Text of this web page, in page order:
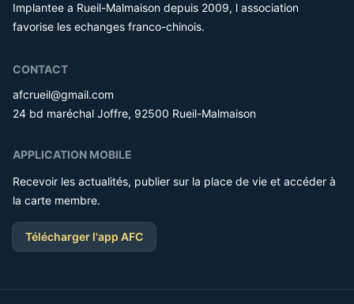
Implantee a Rueil-Malmaison depuis 2009, l association
favorise les echanges franco-chinois.
CONTACT
afcrueil@gmail.com
24 bd maréchal Joffre, 92500 Rueil-Malmaison
APPLICATION MOBILE
Recevoir les actualités, publier sur la place de vie et accéder à
la carte membre.
Télécharger l'app AFC